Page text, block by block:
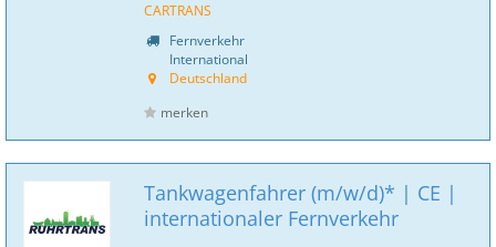
CARTRANS
Fernverkehr
International
Deutschland
merken
Tankwagenfahrer (m/w/d)* | CE |
internationaler Fernverkehr